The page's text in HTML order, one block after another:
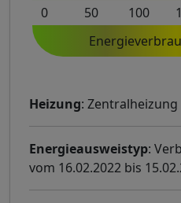
0 50 100
Heizung: Zentralheizung
Energieausweistyp:
vom 16.02.2022 bis